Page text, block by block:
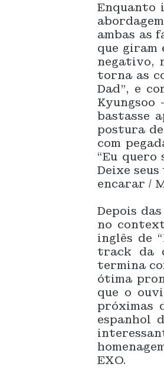
Enquanto
ambas as
que giram
negativo,
torna as
Dad”, e
Kyungsoo
bastasse
postura
com
“Eu quero
Deixe
encarar /
Depois
no
inglês de
track da
termina
ótima
que o
próximas
espanhol
EXO.